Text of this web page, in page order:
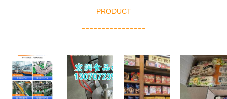
PRODUCT
----------------